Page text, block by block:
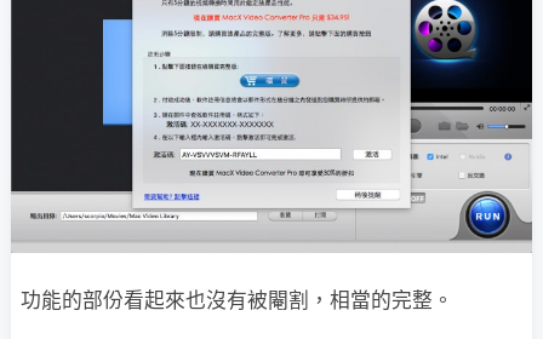
功能的部份看起來也沒有被閹割，相當的完整。